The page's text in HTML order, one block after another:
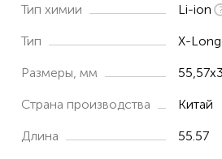
Тип химии Li-ion
Тип X-
Размеры, мм
Страна производства Китай
Длина 55.57